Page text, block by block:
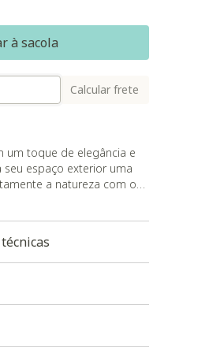
à sacola
Calcular frete
um toque de elegância e
espaço exterior uma
a natureza com os
o acabamento
um toque de elegância
transmite uma calma
se relaxar e desfrutar do